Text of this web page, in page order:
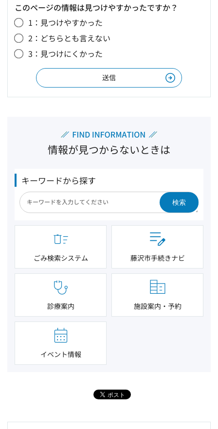
このページの情報は見つけやすかったですか？
1：見つけやすかった
2：どちらとも言えない
3：見つけにくかった
情報が見つからないときは
キーワードから探す
検索
ごみ検索システム 藤沢市手続きナビ
診療案内 施設案内・予約
イベント情報